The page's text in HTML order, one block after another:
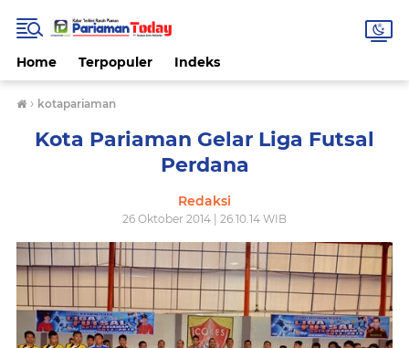
Home Terpopuler Indeks
› kotapariaman
Kota Pariaman Gelar Liga Futsal
Perdana
Redaksi
26 Oktober 2014 | 26.10.14 WIB